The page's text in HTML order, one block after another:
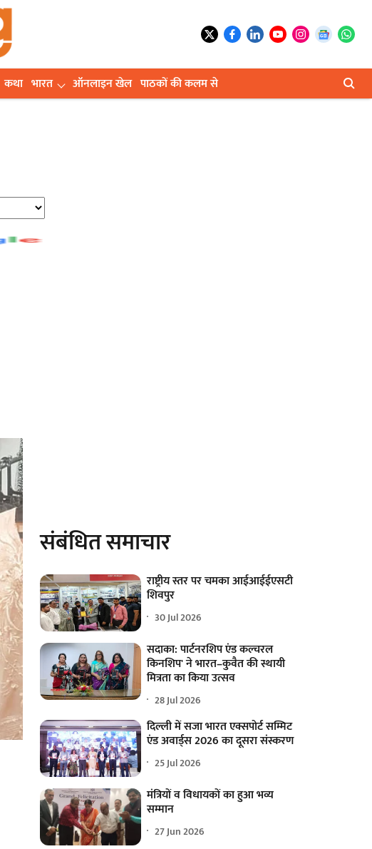
कथा भारत ऑनलाइन खेल पाठकों की कलम से
संबंधित समाचार
राष्ट्रीय स्तर पर चमका आईआईईएसटी
शिवपुर
30 Jul 2026
सदाका: पार्टनरशिप एंड कल्चरल
किनशिप' ने भारत–कुवैत की स्थायी
मित्रता का किया उत्सव
28 Jul 2026
दिल्ली में सजा भारत एक्सपोर्ट सम्मिट
एंड अवार्ड्स 2026 का दूसरा संस्करण
25 Jul 2026
मंत्रियों व विधायकों का हुआ भव्य
सम्मान
27 Jun 2026